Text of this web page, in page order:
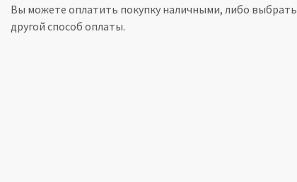
Вы можете оплатить покупку наличными, либо выбрать
другой способ оплаты.